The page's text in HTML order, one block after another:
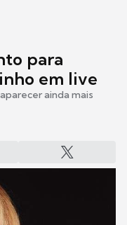
para
em live
ainda mais